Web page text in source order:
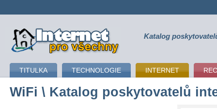
připojení k internetu Katalog
TITULKA TECHNOLOGIE INTERNET
WiFi \ Katalog poskytovatelů